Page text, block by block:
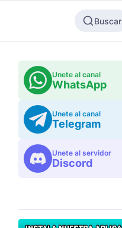
Buscar
Unete al canal
WhatsApp
Unete al canal
Telegram
Unete al servidor
Discord